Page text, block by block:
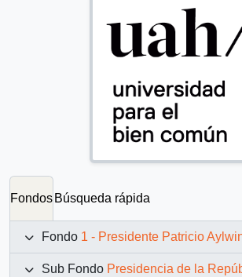
Fondos Búsqueda rápida
Fondo 1 - Presidente Patricio Aylwin
Sub Fondo Presidencia de la República (11 marzo